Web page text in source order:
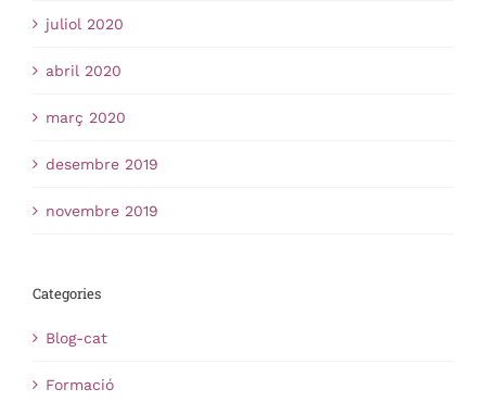
juliol 2020
abril 2020
març 2020
desembre 2019
novembre 2019
Categories
Blog-cat
Formació